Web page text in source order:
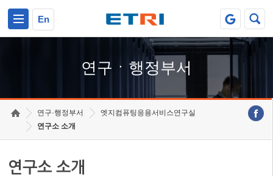
En
연구ㆍ행정부서
연구·행정부서
엣지컴퓨팅응용서비스연구실
연구소 소개
연구소 소개